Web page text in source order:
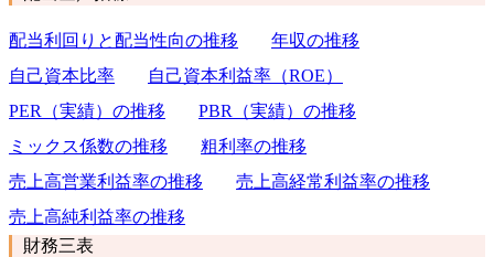
配当利回りと配当性向の推移
年収の推移
自己資本比率
自己資本利益率（ROE）
PER（実績）の推移
PBR（実績）の推移
ミックス係数の推移
粗利率の推移
売上高営業利益率の推移
売上高経常利益率の推移
売上高純利益率の推移
財務三表